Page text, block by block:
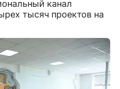
канал
тысяч проектов на